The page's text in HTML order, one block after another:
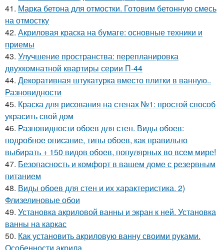
41. Марка бетона для отмостки. Готовим бетонную смесь
на отмостку
42. Акриловая краска на бумаге: основные техники и
приемы
43. Улучшение пространства: перепланировка
двухкомнатной квартиры серии П-44
44. Декоративная штукатурка вместо плитки в ванную..
Разновидности
45. Краска для рисования на стенах №1: простой способ
украсить свой дом
46. Разновидности обоев для стен. Виды обоев:
подробное описание, типы обоев, как правильно
выбирать + 150 видов обоев, популярных во всем мире!
47. Безопасность и комфорт в вашем доме с резервным
питанием
48. Виды обоев для стен и их характеристика. 2)
Флизелиновые обои
49. Установка акриловой ванны и экран к ней. Установка
ванны на каркас
50. Как установить акриловую ванну своими руками.
Особенности акрила